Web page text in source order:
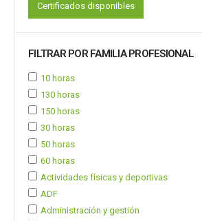
Certificados disponibles
FILTRAR POR FAMILIA PROFESIONAL
10 horas
130 horas
150 horas
30 horas
50 horas
60 horas
Actividades físicas y deportivas
ADF
Administración y gestión